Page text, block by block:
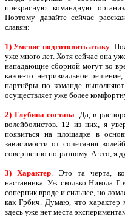
прекрасную командную
Поэтому давайте сейчас
славян:
1) Умение подготовить атаку.
уже много лет. Хотя сейчас она
нападающие сборной могут во
какое-то нетривиальное
партнёры по команде
осуществляет уже более
2) Глубина состава. Да, в
волейболистов. 12 из них, я
появиться на площадке в
зависимости от сочетания
совершенно по-разному. А это, я
3) Характер. Это та черта,
наставника. Уж сколько Никола
соперник вроде и сильнее, но
как Грбич. Думаю, что
здесь уже нет места